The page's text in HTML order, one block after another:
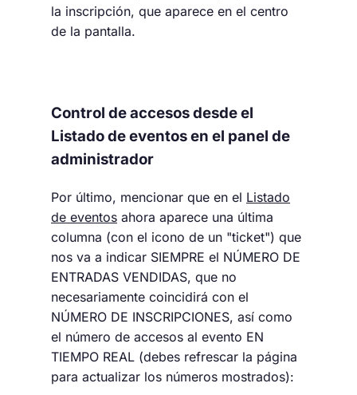
la inscripción, que aparece en el centro
de la pantalla.
Control de accesos desde el
Listado de eventos en el panel de
administrador
Por último, mencionar que en el Listado
de eventos ahora aparece una última
columna (con el icono de un "ticket") que
nos va a indicar SIEMPRE el NÚMERO DE
ENTRADAS VENDIDAS, que no
necesariamente coincidirá con el
NÚMERO DE INSCRIPCIONES, así como
el número de accesos al evento EN
TIEMPO REAL (debes refrescar la página
para actualizar los números mostrados):